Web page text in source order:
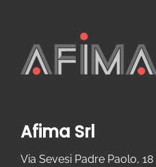
Afima Srl
Via Sevesi Padre Paolo, 18